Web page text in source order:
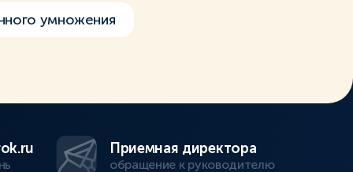
умножения
Приемная директора
обращение к руководителю